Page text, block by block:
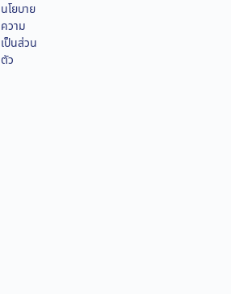
นโยบาย
ความ
เป็นส่วน
ตัว